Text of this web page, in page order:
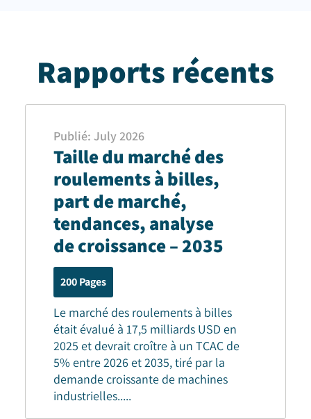
Rapports récents
Publié: July 2026
Taille du marché des
roulements à billes,
part de marché,
tendances, analyse
de croissance – 2035
200Pages
Le marché des roulements à billes
était évalué à 17,5 milliards USD en
2025 et devrait croître à un TCAC de
5% entre 2026 et 2035, tiré par la
demande croissante de machines
industrielles.....